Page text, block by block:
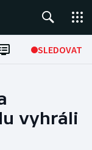
SLEDOVAT
vyhráli